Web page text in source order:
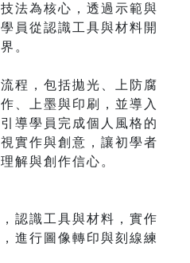
法為核心，透過示範與
員從認識工具與材料開
。
程，包括拋光、上防腐
、上墨與印刷，並導入
導學員完成個人風格的
實作與創意，讓初學者
解與創作信心。
認識工具與材料，實作
進行圖像轉印與刻線練